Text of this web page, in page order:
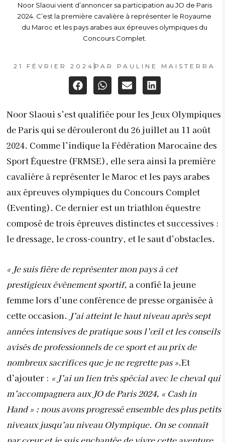
Noor Slaoui vient d’annoncer sa participation au JO de Paris
2024. C’est la première cavalière à représenter le Royaume
du Maroc et les pays arabes aux épreuves olympiques du
Concours Complet.
21 FÉVRIER 2024 PAR PAULINE MAISTERRA
Noor Slaoui s’est qualifiée pour les Jeux Olympiques
de Paris qui se dérouleront du 26 juillet au 11 août
2024. Comme l’indique la Fédération Marocaine des
Sport Équestre (FRMSE), elle sera ainsi la première
cavalière à représenter le Maroc et les pays arabes
aux épreuves olympiques du Concours Complet
(Eventing). Ce dernier est un triathlon équestre
composé de trois épreuves distinctes et successives :
le dressage, le cross-country, et le saut d’obstacles.
« Je suis fière de représenter mon pays à cet
prestigieux évènement sportif, a confié la jeune
femme lors d’une conférence de presse organisée à
cette occasion. J’ai atteint le haut niveau après sept
années intensives de pratique sous l’œil et les conseils
avisés de professionnels de ce sport et au prix de
nombreux sacrifices que je ne regrette pas ».Et
d’ajouter : « J’ai un lien très spécial avec le cheval qui
m’accompagnera aux JO de Paris 2024, « Cash in
Hand » : nous avons progressé ensemble des plus petits
niveaux jusqu’au niveau Olympique. On se connaît